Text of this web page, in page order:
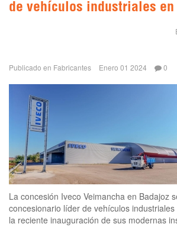
de vehículos industriales en
Publicado en Fabricantes Enero 01 2024 0
La concesión Iveco Veimancha en Badajoz
concesionario líder de vehículos
la reciente inauguración de sus modernas